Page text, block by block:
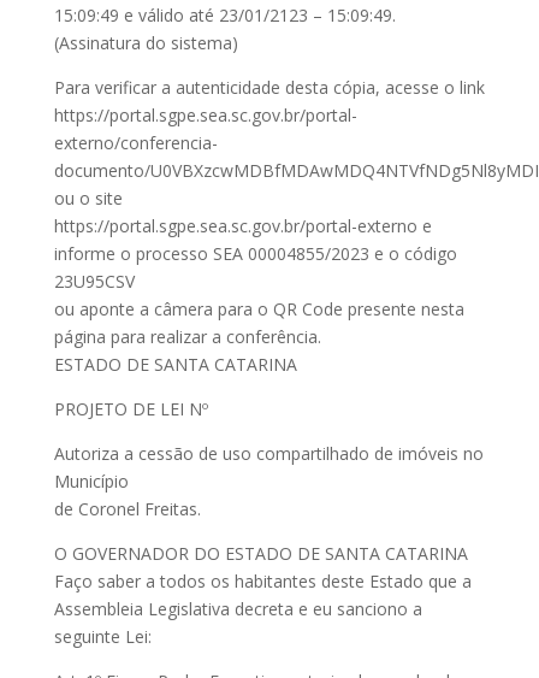
15:09:49 e válido até 23/01/2123 – 15:09:49.
(Assinatura do sistema)
Para verificar a autenticidade desta cópia, acesse o link
https://portal.sgpe.sea.sc.gov.br/portal-
externo/conferencia-
documento/
ou o site
https://portal.sgpe.sea.sc.gov.br/portal-externo e
informe o processo SEA 00004855/2023 e o código
23U95CSV
ou aponte a câmera para o QR Code presente nesta
página para realizar a conferência.
ESTADO DE SANTA CATARINA
PROJETO DE LEI Nº
Autoriza a cessão de uso compartilhado de imóveis no
Município
de Coronel Freitas.
O GOVERNADOR DO ESTADO DE SANTA CATARINA
Faço saber a todos os habitantes deste Estado que a
Assembleia Legislativa decreta e eu sanciono a
seguinte Lei: